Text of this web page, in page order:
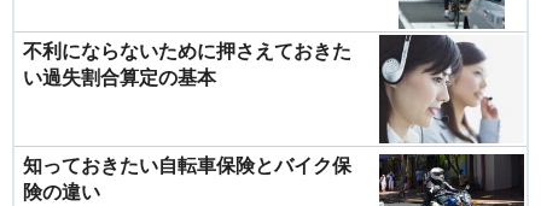
不利にならないために押さえておきた
い過失割合算定の基本
知っておきたい自転車保険とバイク保
険の違い